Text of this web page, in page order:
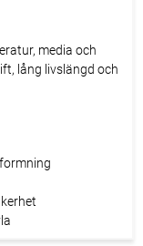
media och
lång livslängd och